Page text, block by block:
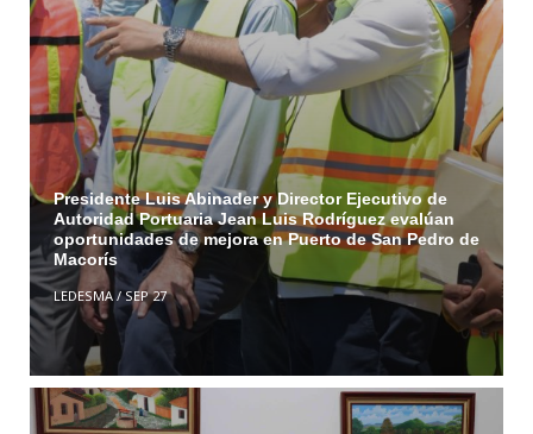
Presidente Luis Abinader y Director Ejecutivo de
Autoridad Portuaria Jean Luis Rodríguez evalúan
oportunidades de mejora en Puerto de San Pedro de
Macorís
LEDESMA/SEP 27